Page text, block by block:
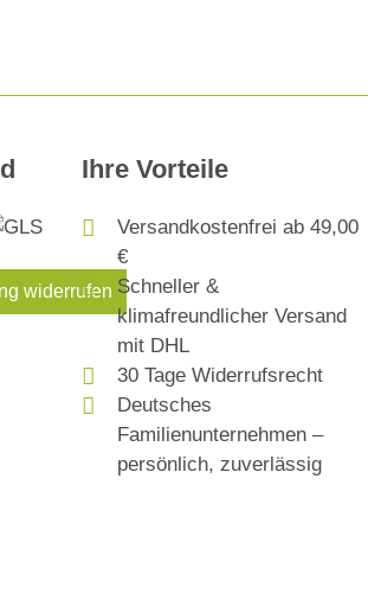
widerrufen
Ihre Vorteile
Versandkostenfrei ab 49,00
€
Schneller &
klimafreundlicher Versand
mit DHL
30 Tage Widerrufsrecht
Deutsches
Familienunternehmen –
persönlich, zuverlässig